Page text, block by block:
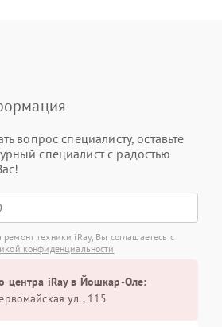
вопрос специалисту, оставьте
специалист с радостью
ремонт техники iRay, Вы соглашаетесь с
конфиденциальности
центра iRay в Йошкар-Оле:
ул., 115